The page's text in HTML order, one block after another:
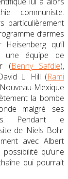
communiste.
particulièrement
d’armes
qu’il
une équipe de
(Benny Safdie),
L. Hill (Rami
Mexique
la bombe
malgré ses
Pendant le
de Niels Bohr
avec Albert
qu’une
qui pourrait